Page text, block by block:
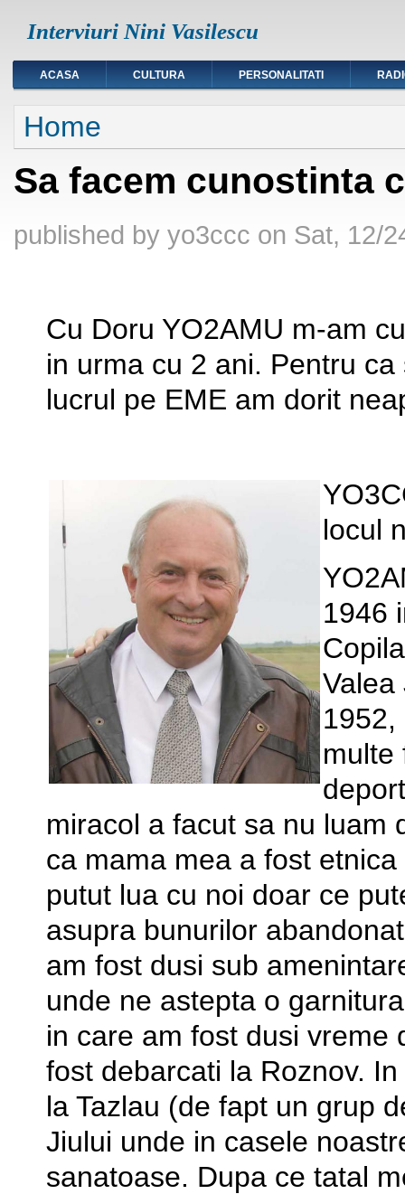
Interviuri Nini Vasilescu
ACASA CULTURA PERSONALITATI
You are here
Home
Sa facem cunostinta
published by yo3ccc on Sat, 12/
Cu Doru YO2AMU m-am
in urma cu 2 ani. Pentru
lucrul pe EME am dorit
locul
1946
Valea
1952,
multe
miracol a facut sa nu
ca mama mea a fost
putut lua cu noi doar ce
asupra bunurilor
am fost dusi sub
unde ne astepta o
in care am fost dusi vreme
fost debarcati la Roznov.
la Tazlau (de fapt un grup
Jiului unde in casele
sanatoase. Dupa ce tatal